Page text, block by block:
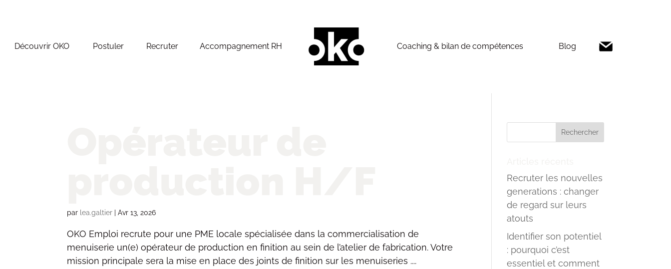
Découvrir OKO Postuler Recruter Accompagnement RH Coaching & bilan de compétences Blog
par lea.galtier |Avr 13, 2026
OKO Emploi recrute pour une PME locale spécialisée dans la commercialisation de
menuiserie un(e) opérateur de production en finition au sein de l’atelier de fabrication. Votre
mission principale sera la mise en place des joints de finition sur les menuiseries ....
Recruter les nouvelles
generations : changer
de regard sur leurs
atouts
Identifier son potentiel
: pourquoi c’est
essentiel et comment